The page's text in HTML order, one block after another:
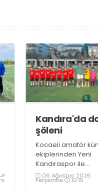
Kandıra'da
şöleni
Kocaeli amatör
ekiplerinden Yeni
Kandıraspor ile
Bekirderespor'un
U12 yaş
06 Ağustos 2026
Perşembe 10:15